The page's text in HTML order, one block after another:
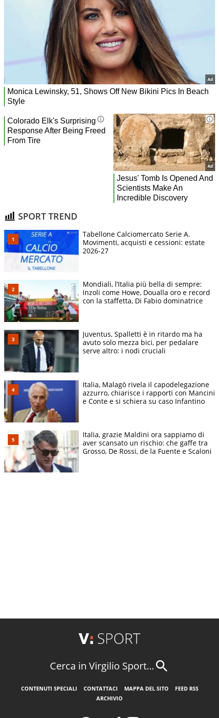
SPORT TREND
Tabellone Calciomercato Serie A.
Movimenti, acquisti e cessioni: estate
2026-27
Mondiali, l’Italia più bella di sempre:
Inzoli come Howe, Doualla oro e record
con la staffetta, Di Fabio dominatrice
Juventus, Spalletti è in ritardo ma ha
avuto solo mezza bici, per pedalare
serve altro: i nodi cruciali
Italia, Malagò rivela il capodelegazione
azzurro, chiarisce i rapporti con Mancini
e Conte e si schiera su caso Infantino
Italia, grazie Maldini ora sappiamo di
aver scansato un rischio: che gaffe tra
Grosso, De Rossi, de la Fuente e Scaloni
Cerca in Virgilio Sport...
CONTENUTI SPECIALI CONTATTACI MAPPA DEL SITO
FEED RSS
ARCHIVIO